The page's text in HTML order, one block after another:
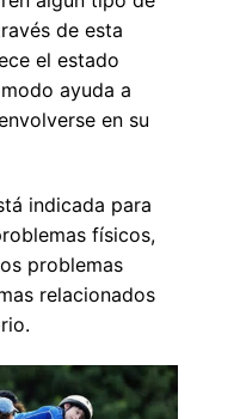
de esta
el estado
ayuda a
en su
indicada para
físicos,
problemas
relacionados